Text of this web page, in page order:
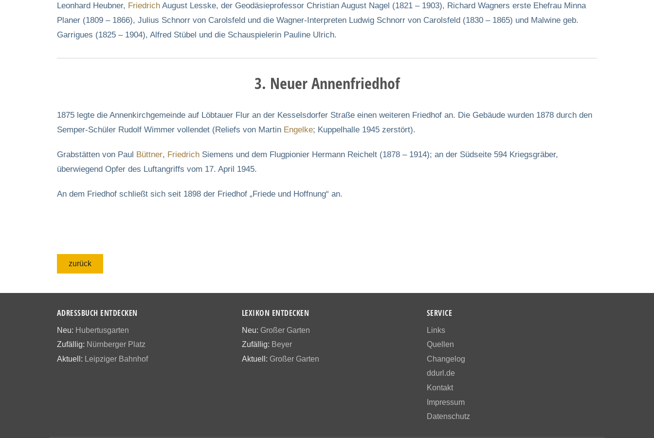
Leonhard Heubner, Friedrich August Lesske, der Geodäsieprofessor Christian August Nagel (1821 – 1903), Richard Wagners erste Ehefrau Minna
Planer (1809 – 1866), Julius Schnorr von Carolsfeld und die Wagner-Interpreten Ludwig Schnorr von Carolsfeld (1830 – 1865) und Malwine geb.
Garrigues (1825 – 1904), Alfred Stübel und die Schauspielerin Pauline Ulrich.
3. Neuer Annenfriedhof
1875 legte die Annenkirchgemeinde auf Löbtauer Flur an der Kesselsdorfer Straße einen weiteren Friedhof an. Die Gebäude wurden 1878 durch den
Semper-Schüler Rudolf Wimmer vollendet (Reliefs von Martin Engelke; Kuppelhalle 1945 zerstört).
Grabstätten von Paul Büttner, Friedrich Siemens und dem Flugpionier Hermann Reichelt (1878 – 1914); an der Südseite 594 Kriegsgräber,
überwiegend Opfer des Luftangriffs vom 17. April 1945.
An dem Friedhof schließt sich seit 1898 der Friedhof „Friede und Hoffnung“ an.
zurück
ADRESSBUCH ENTDECKEN
Neu: Hubertusgarten
Zufällig: Nürnberger Platz
Aktuell: Leipziger Bahnhof
LEXIKON ENTDECKEN
Neu: Großer Garten
Zufällig: Beyer
Aktuell: Großer Garten
SERVICE
Links
Quellen
Changelog
ddurl.de
Kontakt
Impressum
Datenschutz